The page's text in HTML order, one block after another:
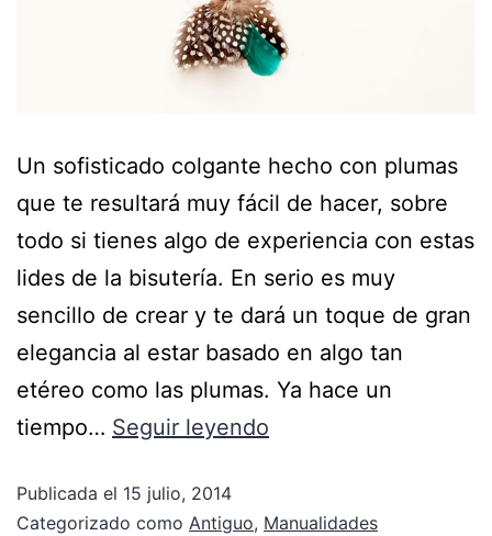
Un sofisticado colgante hecho con plumas
que te resultará muy fácil de hacer, sobre
todo si tienes algo de experiencia con estas
lides de la bisutería. En serio es muy
sencillo de crear y te dará un toque de gran
elegancia al estar basado en algo tan
etéreo como las plumas. Ya hace un
tiempo… Seguir leyendo
Publicada el 15 julio, 2014
Categorizado como Antiguo, Manualidades